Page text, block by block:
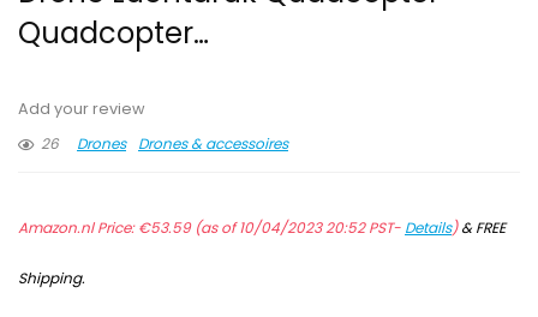
Quadcopter…
Add your review
26
Drones Drones & accessoires
Amazon.nl Price:€53.59(as of 10/04/2023 20:52 PST- Details)&FREE
Shipping.